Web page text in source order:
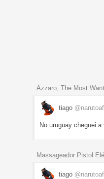
Azzaro, The Most
tiago
No uruguay cheguei
Massageador Pistol
tiago